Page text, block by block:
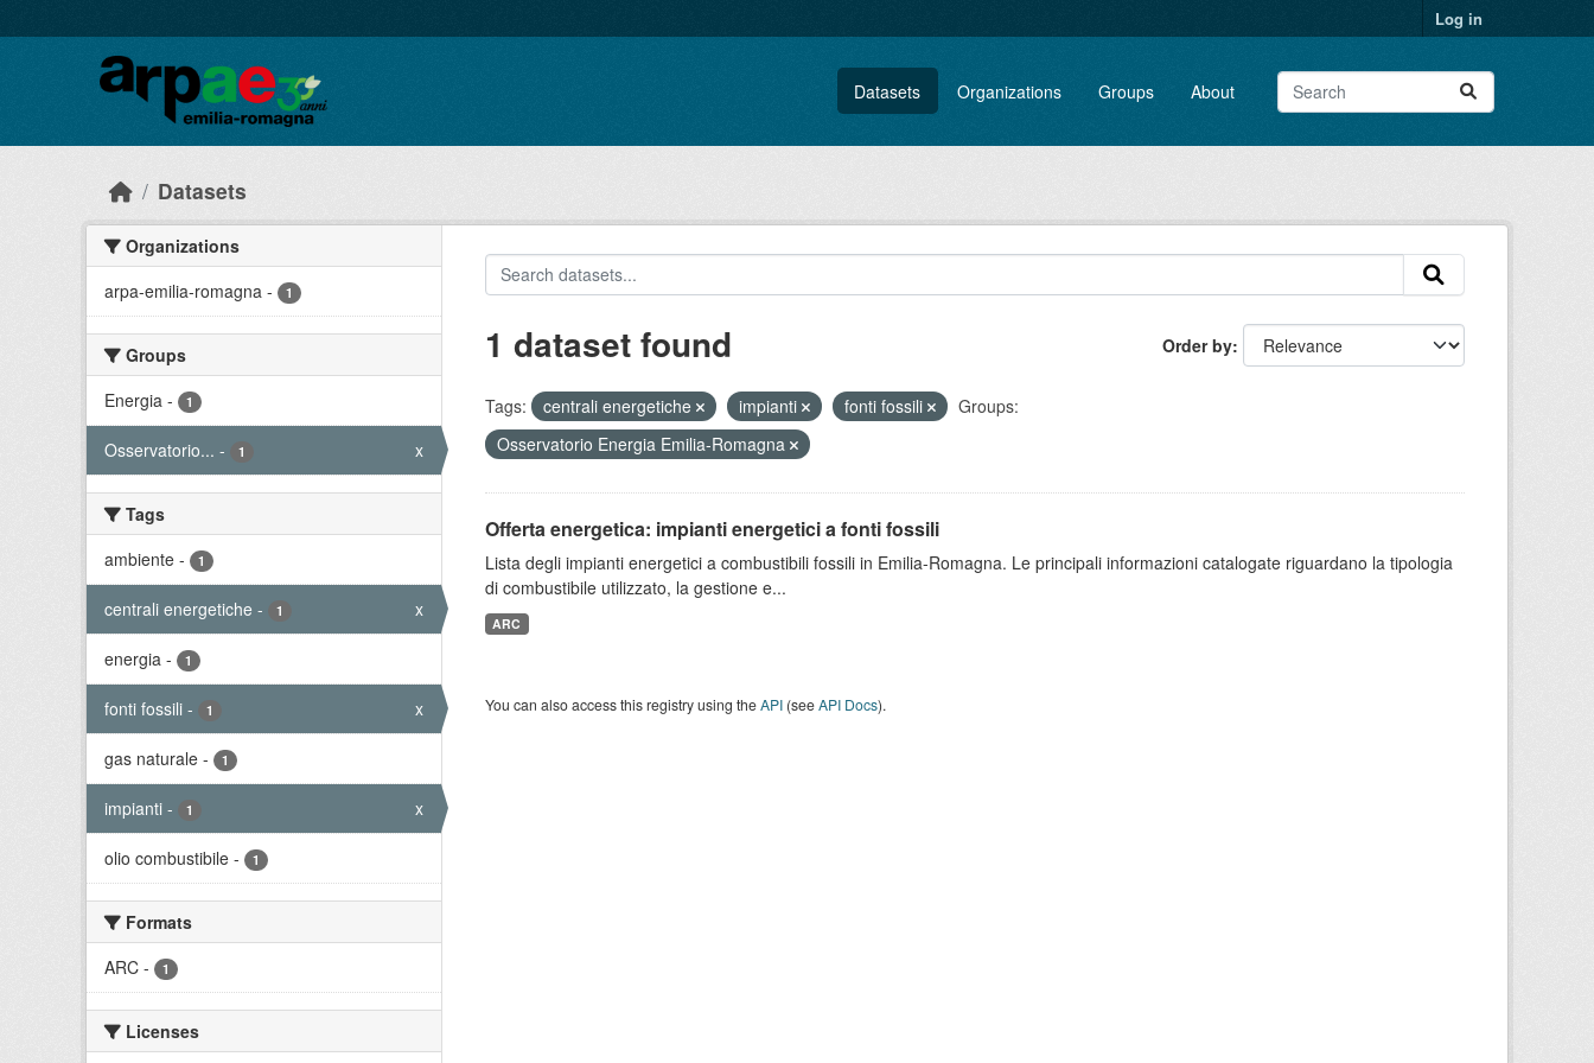
Log in
Datasets Organizations Groups About
Datasets
Organizations
arpa-emilia-romagna - 1
Groups
Energia - 1
Osservatorio... - 1 x
Tags
ambiente - 1
centrali energetiche - 1 x
energia - 1
fonti fossili - 1 x
gas naturale - 1
impianti - 1 x
olio combustibile - 1
Formats
ARC - 1
Licenses
Order by
1 dataset found
Tags: centrali energetiche impianti fonti fossili
Groups:
Osservatorio Energia Emilia-Romagna
Offerta energetica: impianti energetici a fonti fossili
Lista degli impianti energetici a combustibili fossili in Emilia-Romagna. Le principali informazioni catalogate riguardano la tipologia
di combustibile utilizzato, la gestione e...
ARC
You can also access this registry using theAPI(seeAPI Docs).